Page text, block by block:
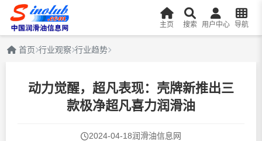
主页 搜索 用户中心 导航
首页 行业观察 行业趋势
动力觉醒，超凡表现：壳牌新推出三
款极净超凡喜力润滑油
2024-04-18润滑油信息网